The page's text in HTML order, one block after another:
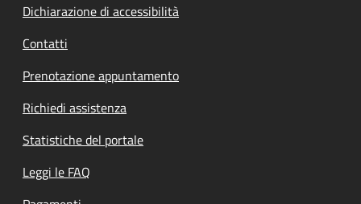
Dichiarazione di accessibilità
Contatti
Prenotazione appuntamento
Richiedi assistenza
Statistiche del portale
Leggi le FAQ